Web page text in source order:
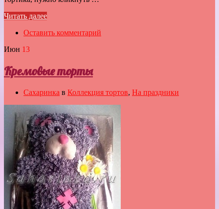
Читать далее
Оставить комментарий
Июн 13
Кремовые торты
Сахаринка в Коллекция тортов, На праздники